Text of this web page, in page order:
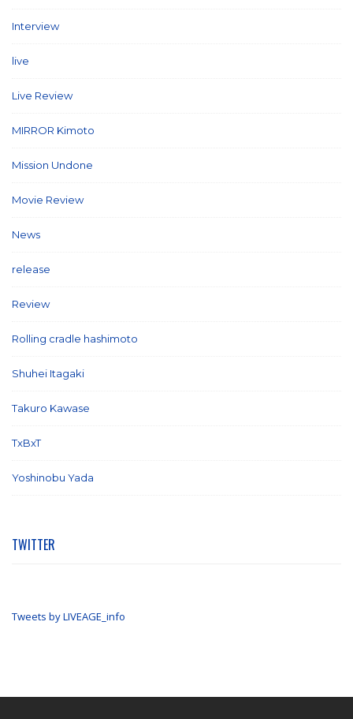
Interview
live
Live Review
MIRROR Kimoto
Mission Undone
Movie Review
News
release
Review
Rolling cradle hashimoto
Shuhei Itagaki
Takuro Kawase
TxBxT
Yoshinobu Yada
TWITTER
Tweets by LIVEAGE_info